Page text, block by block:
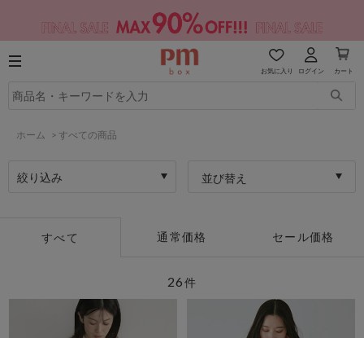
お気に入り ログイン カート
ホーム > すべての商品
絞り込み 並び替え
すべて 通常価格 セール価格
26件